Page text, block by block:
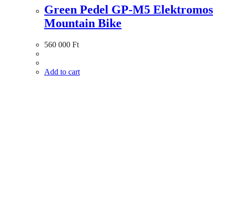
Green Pedel GP-M5 Elektromos
Mountain Bike
560 000 Ft
Add to cart